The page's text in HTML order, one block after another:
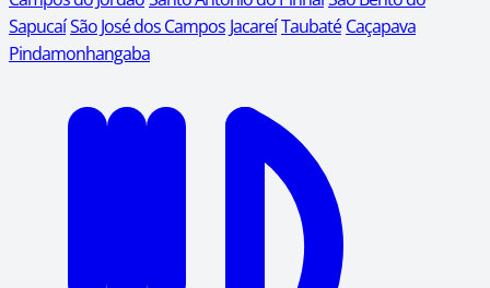
SapucaíSão José dos Campos JacareíTaubaté Caçapava
Pindamonhangaba